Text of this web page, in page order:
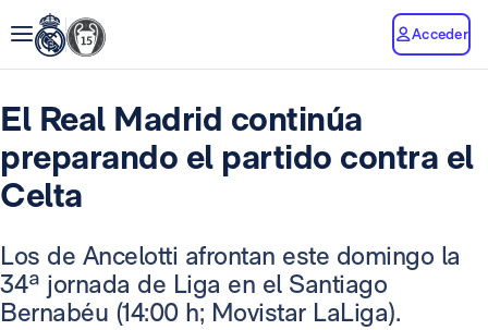
Acceder
El Real Madrid continúa
preparando el partido contra el
Celta
Los de Ancelotti afrontan este domingo la
34ª jornada de Liga en el Santiago
Bernabéu (14:00 h; Movistar LaLiga).